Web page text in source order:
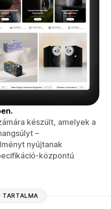
készült, amelyek a
–
nyújtanak
központú
TARTALMA